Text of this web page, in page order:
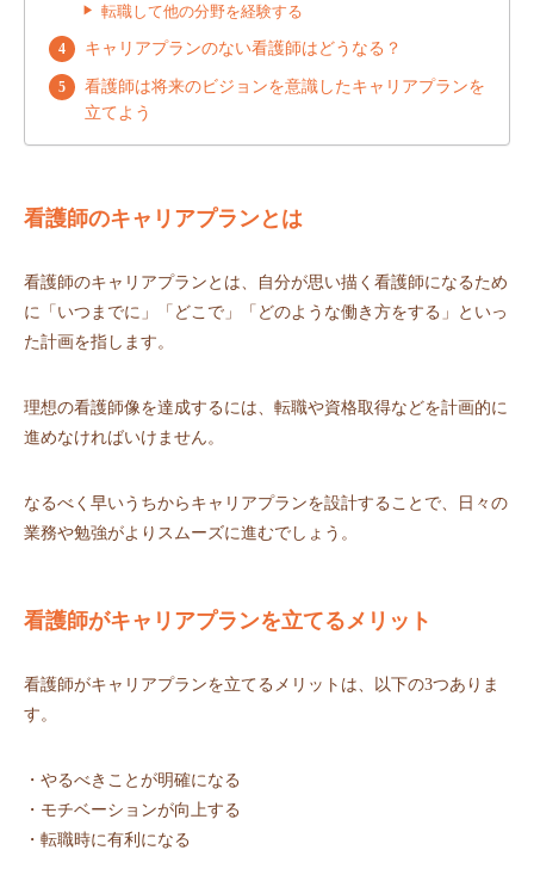
転職して他の分野を経験する
キャリアプランのない看護師はどうなる？
看護師は将来のビジョンを意識したキャリアプランを
立てよう
看護師のキャリアプランとは
看護師のキャリアプランとは、自分が思い描く看護師になるため
に「いつまでに」「どこで」「どのような働き方をする」といっ
た計画を指します。
理想の看護師像を達成するには、転職や資格取得などを計画的に
進めなければいけません。
なるべく早いうちからキャリアプランを設計することで、日々の
業務や勉強がよりスムーズに進むでしょう。
看護師がキャリアプランを立てるメリット
看護師がキャリアプランを立てるメリットは、以下の3つありま
す。
・やるべきことが明確になる
・モチベーションが向上する
・転職時に有利になる